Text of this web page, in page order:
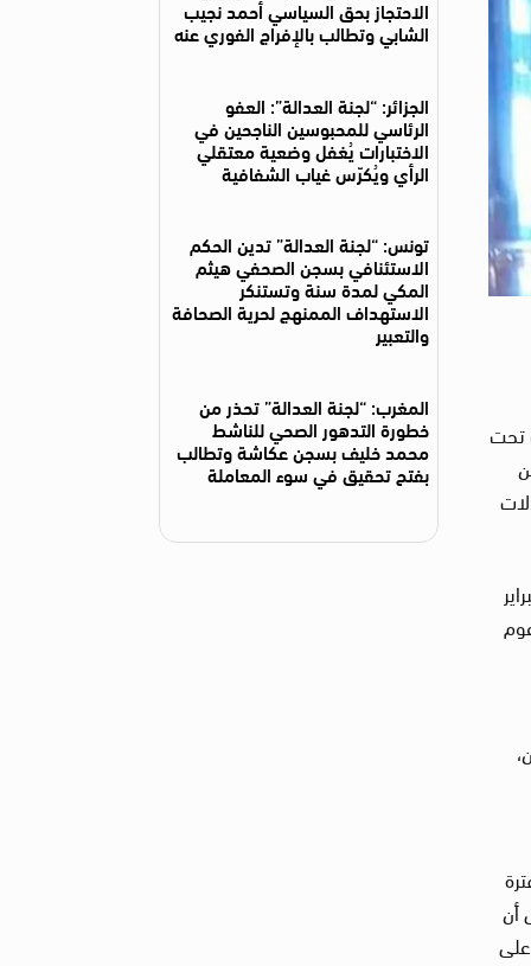
أنها عملت تحت
أن
الاحتجاز بحق السياسي أحمد نجيب
الشابي وتطالب بالإفراج الفوري عنه
الجزائر: “لجنة العدالة”: العفو
الرئاسي للمحبوسين الناجحين في
الاختبارات يُغفل وضعية معتقلي
الرأي ويُكرّس غياب الشفافية
تونس: “لجنة العدالة” تدين الحكم
الاستئنافي بسجن الصحفي هيثم
المكي لمدة سنة وتستنكر
الاستهداف الممنهج لحرية الصحافة
والتعبير
المغرب: “لجنة العدالة” تحذر من
خطورة التدهور الصحي للناشط
محمد خليف بسجن عكاشة وتطالب
بفتح تحقيق في سوء المعاملة